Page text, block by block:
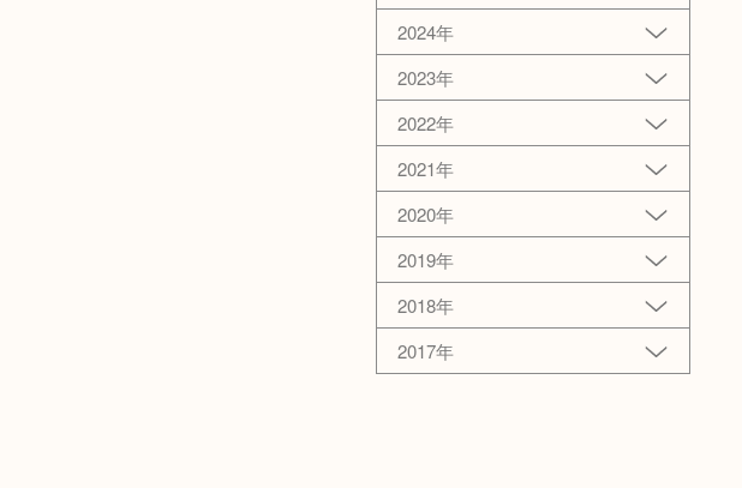
2024年
2023年
2022年
2021年
2020年
2019年
2018年
2017年